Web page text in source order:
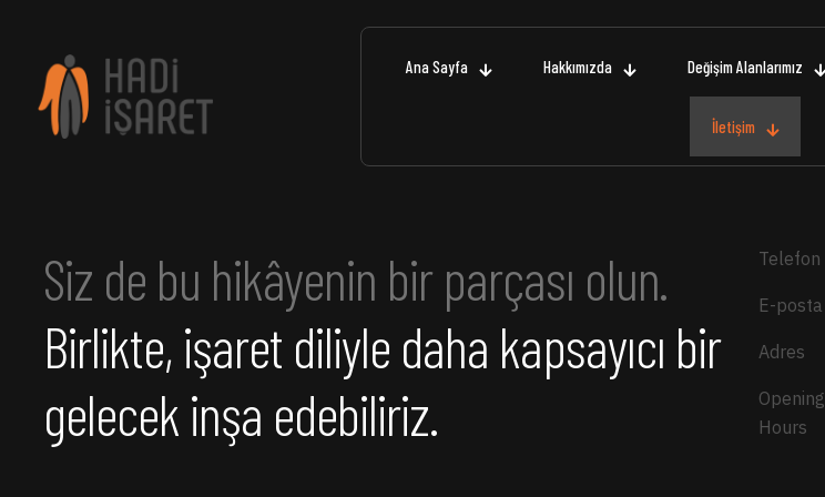
Ana Sayfa Hakkımızda Değişim Alanlarımız
İletişim
Siz de bu hikâyenin bir parçası olun.
Birlikte, işaret diliyle daha kapsayıcı bir
gelecek inşa edebiliriz.
Telefon
E-posta
Adres
Opening
Hours